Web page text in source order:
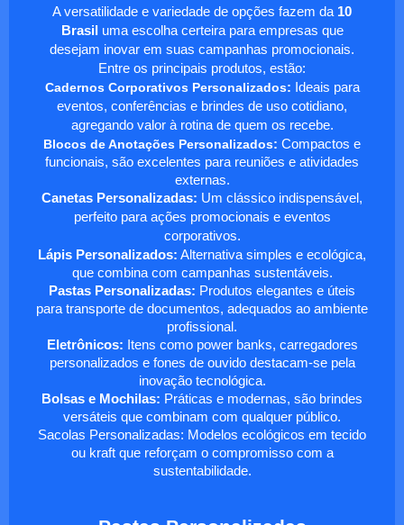
A versatilidade e variedade de opções fazem da 10
Brasil uma escolha certeira para empresas que
desejam inovar em suas campanhas promocionais.
Entre os principais produtos, estão:
Cadernos Corporativos Personalizados: Ideais para
eventos, conferências e brindes de uso cotidiano,
agregando valor à rotina de quem os recebe.
Blocos de Anotações Personalizados: Compactos e
funcionais, são excelentes para reuniões e atividades
externas.
Canetas Personalizadas: Um clássico indispensável,
perfeito para ações promocionais e eventos
corporativos.
Lápis Personalizados: Alternativa simples e ecológica,
que combina com campanhas sustentáveis.
Pastas Personalizadas: Produtos elegantes e úteis
para transporte de documentos, adequados ao ambiente
profissional.
Eletrônicos: Itens como power banks, carregadores
personalizados e fones de ouvido destacam-se pela
inovação tecnológica.
Bolsas e Mochilas: Práticas e modernas, são brindes
versáteis que combinam com qualquer público.
Sacolas Personalizadas: Modelos ecológicos em tecido
ou kraft que reforçam o compromisso com a
sustentabilidade.